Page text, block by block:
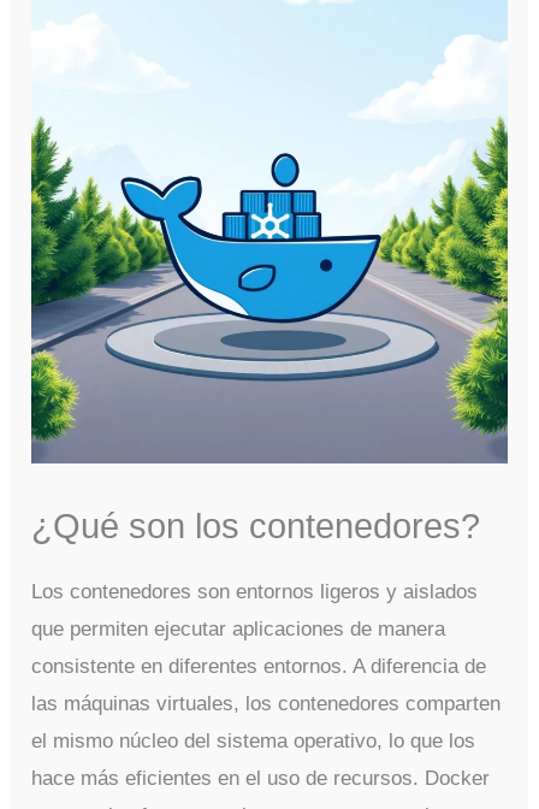
¿Qué son los contenedores?
Los contenedores son entornos ligeros y aislados
que permiten ejecutar aplicaciones de manera
consistente en diferentes entornos. A diferencia de
las máquinas virtuales, los contenedores comparten
el mismo núcleo del sistema operativo, lo que los
hace más eficientes en el uso de recursos. Docker